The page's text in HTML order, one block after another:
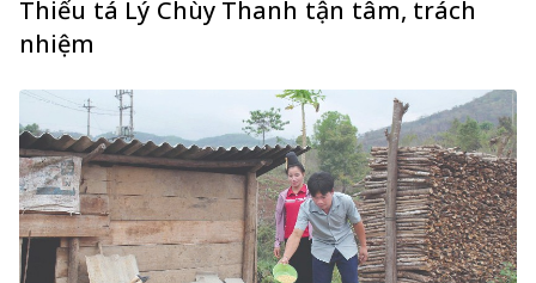
Thiếu tá Lý Chùy Thanh tận tâm, trách
nhiệm